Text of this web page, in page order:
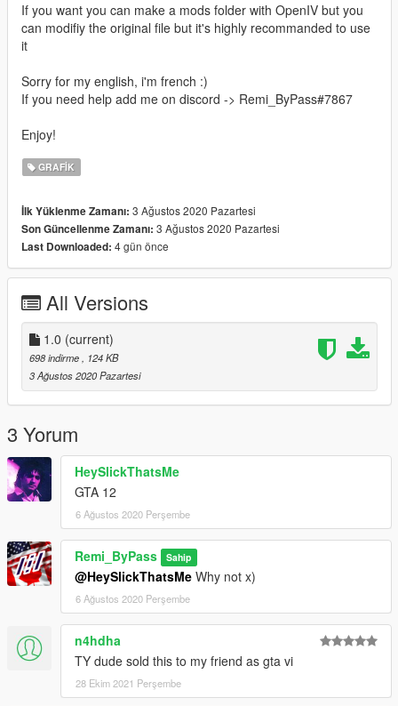
If you want you can make a mods folder with OpenIV but you
can modifiy the original file but it's highly recommanded to use
it
Sorry for my english, i'm french :)
If you need help add me on discord -> Remi_ByPass#7867
Enjoy!
GRAFIK
İlk Yüklenme Zamanı: 3 Ağustos 2020 Pazartesi
Son Güncellenme Zamanı: 3 Ağustos 2020 Pazartesi
Last Downloaded: 4 gün önce
All Versions
1.0 (current)
698 indirme, 124 KB
3 Ağustos 2020 Pazartesi
3 Yorum
HeySlickThatsMe
GTA 12
6 Ağustos 2020 Perşembe
Remi_ByPass Sahip
@HeySlickThatsMe Why not x)
6 Ağustos 2020 Perşembe
n4hdha
TY dude sold this to my friend as gta vi
28 Ekim 2021 Perşembe